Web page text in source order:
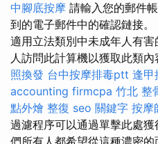
中腳底按摩 請輸入您的郵件
到的電子郵件中的確認鏈接。
適用立法類別中未成年人有
人訪問此計算機以獲取此類
照換發 台中按摩排毒ptt 逢甲
accounting firmcpa 竹北 整
點外燴 整復 seo 關鍵字 按摩
過濾程序可以通過單擊此處獲
們所有人都希望從這種濃密